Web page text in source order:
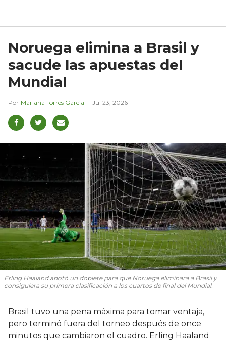
Noruega elimina a Brasil y
sacude las apuestas del
Mundial
Mariana Torres García Jul 23, 2026
Erling Haaland anotó un doblete para que Noruega eliminara a Brasil y
consiguiera su primera clasificación a los cuartos de final del Mundial.
Brasil tuvo una pena máxima para tomar ventaja,
pero terminó fuera del torneo después de once
minutos que cambiaron el cuadro. Erling Haaland